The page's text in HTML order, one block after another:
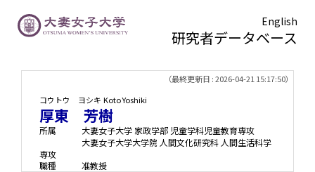
English
研究者データベース
（最終更新日 : 2026-04-21 15:17:50）
コウトウ ヨシキ Koto Yoshiki
厚東 芳樹
所属
大妻女子大学 家政学部 児童学科児童教育専攻
大妻女子大学大学院 人間文化研究科 人間生活科学
専攻
職種
准教授